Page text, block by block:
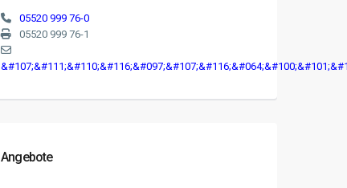
05520 999 76-0
05520 999 76-1
Angebote